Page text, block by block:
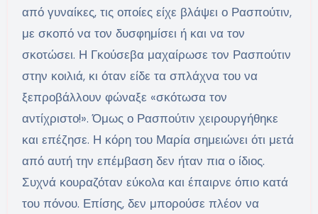
από γυναίκες, τις οποίες είχε βλάψει ο Ρασπούτιν,
με σκοπό να τον δυσφημίσει ή και να τον
σκοτώσει. Η Γκούσεβα μαχαίρωσε τον Ρασπούτιν
στην κοιλιά, κι όταν είδε τα σπλάχνα του να
ξεπροβάλλουν φώναξε «σκότωσα τον
αντίχριστο!». Όμως ο Ρασπούτιν χειρουργήθηκε
και επέζησε. Η κόρη του Μαρία σημειώνει ότι μετά
από αυτή την επέμβαση δεν ήταν πια ο ίδιος.
Συχνά κουραζόταν εύκολα και έπαιρνε όπιο κατά
του πόνου. Επίσης, δεν μπορούσε πλέον να